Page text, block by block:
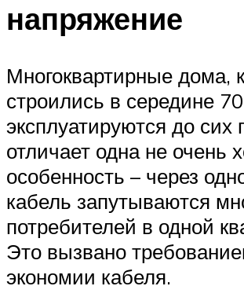
напряжение
Многоквартирные дома,
строились в середине
эксплуатируются до сих
отличает одна не очень
особенность – через
кабель запутываются
потребителей в одной
Это вызвано
экономии кабеля.